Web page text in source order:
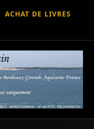
ACHAT DE LIVRES